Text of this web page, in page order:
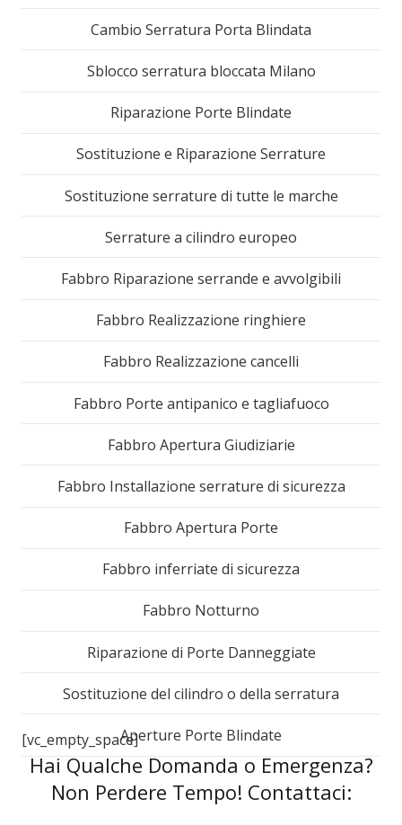
Cambio Serratura Porta Blindata
Sblocco serratura bloccata Milano
Riparazione Porte Blindate
Sostituzione e Riparazione Serrature
Sostituzione serrature di tutte le marche
Serrature a cilindro europeo
Fabbro Riparazione serrande e avvolgibili
Fabbro Realizzazione ringhiere
Fabbro Realizzazione cancelli
Fabbro Porte antipanico e tagliafuoco
Fabbro Apertura Giudiziarie
Fabbro Installazione serrature di sicurezza
Fabbro Apertura Porte
Fabbro inferriate di sicurezza
Fabbro Notturno
Riparazione di Porte Danneggiate
Sostituzione del cilindro o della serratura
Aperture Porte Blindate
[vc_empty_space]
Hai Qualche Domanda o Emergenza?
Non Perdere Tempo! Contattaci: